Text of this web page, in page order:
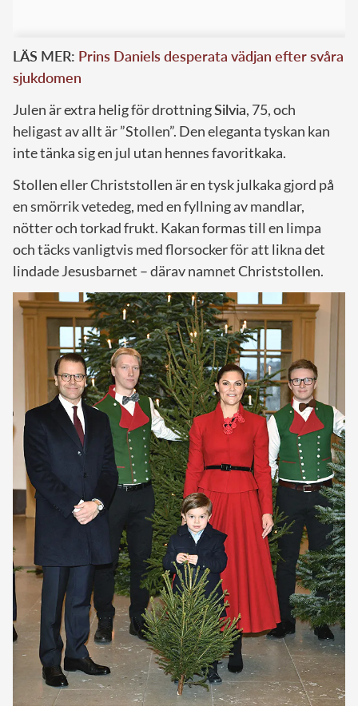
LÄS MER: Prins Daniels desperata vädjan efter svåra
sjukdomen
Julen är extra helig för drottningSilvia, 75, och
heligast av allt är ”Stollen”. Den eleganta tyskan kan
inte tänka sig en jul utan hennes favoritkaka.
Stollen eller Christstollen är en tysk julkaka gjord på
en smörrik vetedeg, med en fyllning av mandlar,
nötter och torkad frukt. Kakan formas till en limpa
och täcks vanligtvis med florsocker för att likna det
lindade Jesusbarnet – därav namnet Christstollen.